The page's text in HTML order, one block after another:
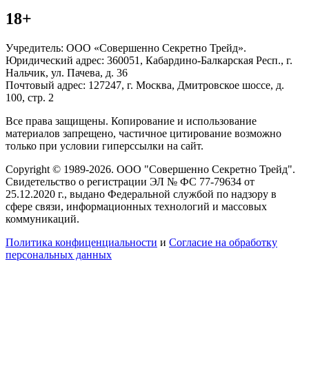
18+
Учредитель: ООО «Совершенно Секретно Трейд».
Юридический адрес: 360051, Кабардино-Балкарская Респ., г.
Нальчик, ул. Пачева, д. 36
Почтовый адрес: 127247, г. Москва, Дмитровское шоссе, д.
100, стр. 2
Все права защищены. Копирование и использование
материалов запрещено, частичное цитирование возможно
только при условии гиперссылки на сайт.
Copyright © 1989-2026. ООО "Совершенно Секретно Трейд".
Свидетельство о регистрации ЭЛ № ФС 77-79634 от
25.12.2020 г., выдано Федеральной службой по надзору в
сфере связи, информационных технологий и массовых
коммуникаций.
Политика конфиценциальности и Согласие на обработку
персональных данных